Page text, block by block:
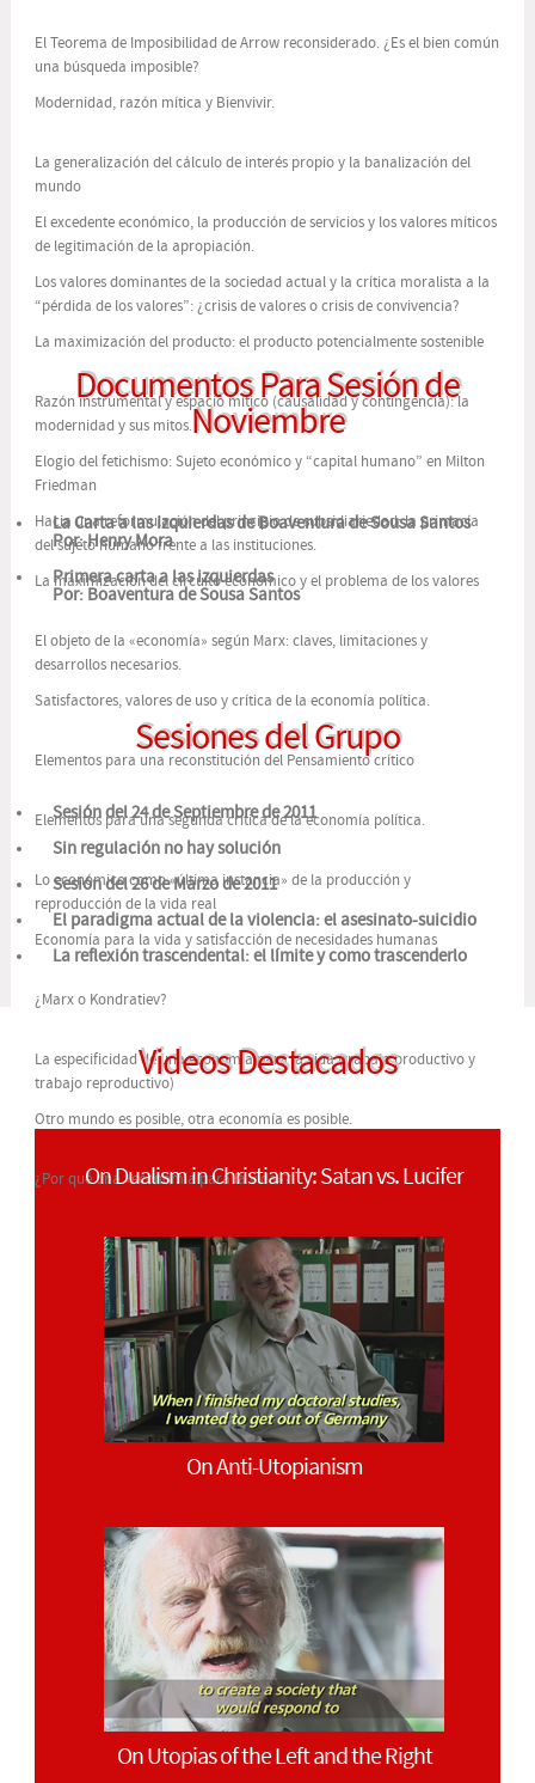
El Teorema de Imposibilidad de Arrow reconsiderado. ¿Es el bien común
una búsqueda imposible?
Modernidad, razón mítica y Bienvivir.
La generalización del cálculo de interés propio y la banalización del
mundo
El excedente económico, la producción de servicios y los valores míticos
de legitimación de la apropiación.
Los valores dominantes de la sociedad actual y la crítica moralista a la
“pérdida de los valores”: ¿crisis de valores o crisis de convivencia?
La maximización del producto: el producto potencialmente sostenible
Razón instrumental y espacio mítico (causalidad y contingencia): la
modernidad y sus mitos.
Elogio del fetichismo: Sujeto económico y “capital humano” en Milton
Friedman
Hacia una reformulación del principio de subsidiariedad: la primacía
del sujeto humano frente a las instituciones.
La maximización del circuito económico y el problema de los valores
El objeto de la «economía» según Marx: claves, limitaciones y
desarrollos necesarios.
Satisfactores, valores de uso y crítica de la economía política.
Elementos para una reconstitución del Pensamiento crítico
Elementos para una segunda crítica de la economía política.
Lo económico como «última instancia» de la producción y
reproducción de la vida real
Economía para la vida y satisfacción de necesidades humanas
¿Marx o Kondratiev?
La especificidad de una economía para la vida (trabajo productivo y
trabajo reproductivo)
Otro mundo es posible, otra economía es posible.
¿Por qué una «economía para la vida»?
Documentos Para Sesión de
Noviembre
La Carta a las izquierdas de Boaventura de Sousa Santos
Por: Henry Mora
Primera carta a las izquierdas
Por: Boaventura de Sousa Santos
Sesiones del Grupo
Sesión del 24 de Septiembre de 2011
Sin regulación no hay solución
Sesión del 26 de Marzo de 2011
El paradigma actual de la violencia: el asesinato-suicidio
La reflexión trascendental: el límite y como trascenderlo
Videos Destacados
On Dualism in Christianity: Satan vs. Lucifer
On Anti-Utopianism
On Utopias of the Left and the Right